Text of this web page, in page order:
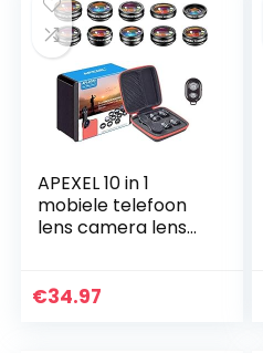
APEXEL 10 in 1
mobiele telefoon
lens camera lens
telelens + fisheye
€34.97